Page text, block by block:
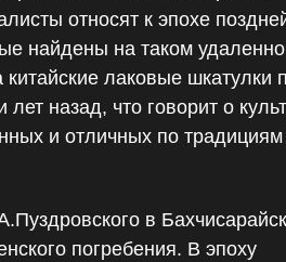
относят к эпохе
найдены на таком
лаковые
лет назад, что говорит о
и отличных по традициям
в
погребения. В эпоху